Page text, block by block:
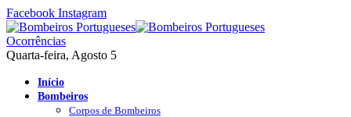
Facebook Instagram
Ocorrências
Quarta-feira, Agosto 5
Início
Bombeiros
Corpos de Bombeiros